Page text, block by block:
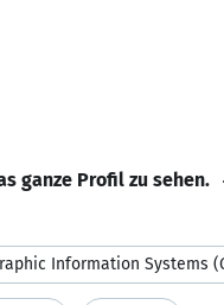
ganze Profil zu sehen.
Information Systems